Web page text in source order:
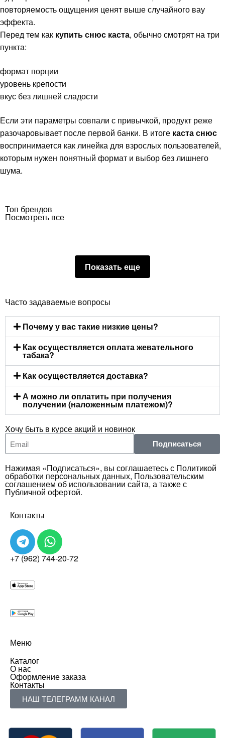
повторяемость ощущения ценят выше случайного вау
эффекта.
Перед тем как купить снюс каста, обычно смотрят на три
пункта:
формат порции
уровень крепости
вкус без лишней сладости
Если эти параметры совпали с привычкой, продукт реже
разочаровывает после первой банки. В итоге каста снюс
воспринимается как линейка для взрослых пользователей,
которым нужен понятный формат и выбор без лишнего
шума.
Топ брендов
Посмотреть все
Показать еще
Часто задаваемые вопросы
Почему у вас такие низкие цены?
Как осуществляется оплата жевательного
табака?
Как осуществляется доставка?
А можно ли оплатить при получения
получении (наложенным платежом)?
Хочу быть в курсе акций и новинок
Подписаться
Нажимая «Подписаться», вы соглашаетесь с Политикой
обработки персональных данных, Пользовательским
соглашением об использовании сайта, а также с
Публичной офертой.
Контакты
+7 (962) 744-20-72
Меню
Каталог
О нас
Оформление заказа
Контакты
НАШ ТЕЛЕГРАММ КАНАЛ